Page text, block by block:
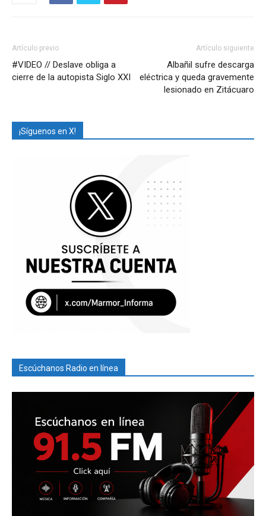
Artículo previo
#VIDEO // Deslave obliga a
cierre de la autopista Siglo XXI
Artículo siguiente
Albañil sufre descarga
eléctrica y queda gravemente
lesionado en Zitácuaro
¡Síguenos en X!
Escúchanos Radio en línea